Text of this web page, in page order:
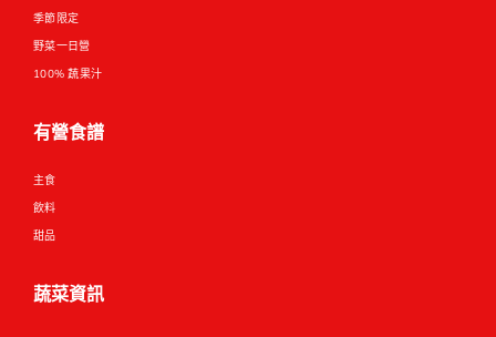
季節限定
野菜一日營
100% 蔬果汁
有營食譜
主食
飲料
甜品
蔬菜資訊